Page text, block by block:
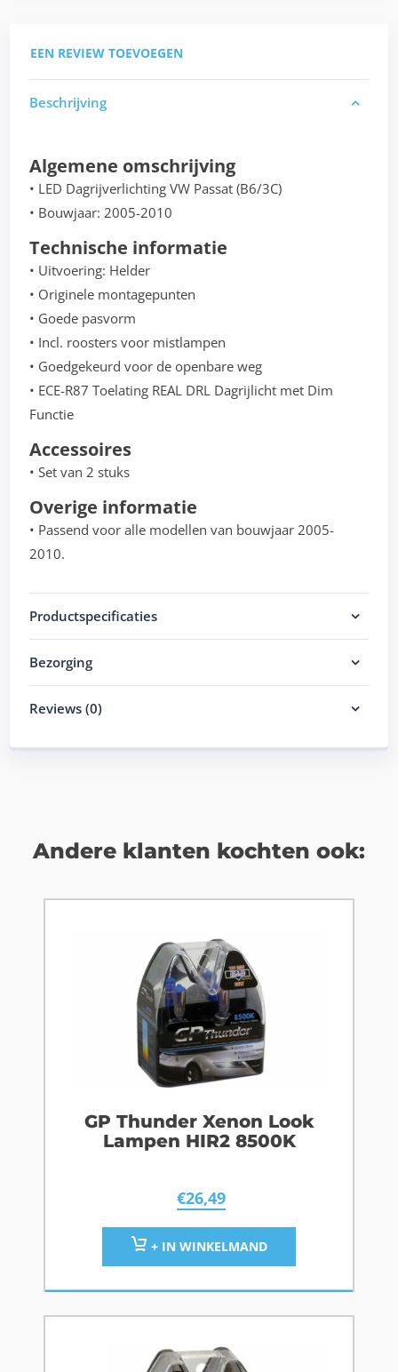
EEN REVIEW TOEVOEGEN
Beschrijving
Algemene omschrijving
• LED Dagrijverlichting VW Passat (B6/3C)
• Bouwjaar: 2005-2010
Technische informatie
• Uitvoering: Helder
• Originele montagepunten
• Goede pasvorm
• Incl. roosters voor mistlampen
• Goedgekeurd voor de openbare weg
• ECE-R87 Toelating REAL DRL Dagrijlicht met Dim
Functie
Accessoires
• Set van 2 stuks
Overige informatie
• Passend voor alle modellen van bouwjaar 2005-
2010.
Productspecificaties
Bezorging
Reviews (0)
Andere klanten kochten ook:
GP Thunder Xenon Look
Lampen HIR2 8500K
€26,49
+ IN WINKELMAND